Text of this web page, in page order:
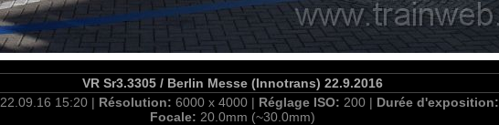
VR Sr3.3305 / Berlin Messe (Innotrans) 22.9.2016
22.09.16 15:20 | Résolution: 6000 x 4000 | Réglage ISO: 200 | Durée d'exposition:
Focale: 20.0mm (~30.0mm)